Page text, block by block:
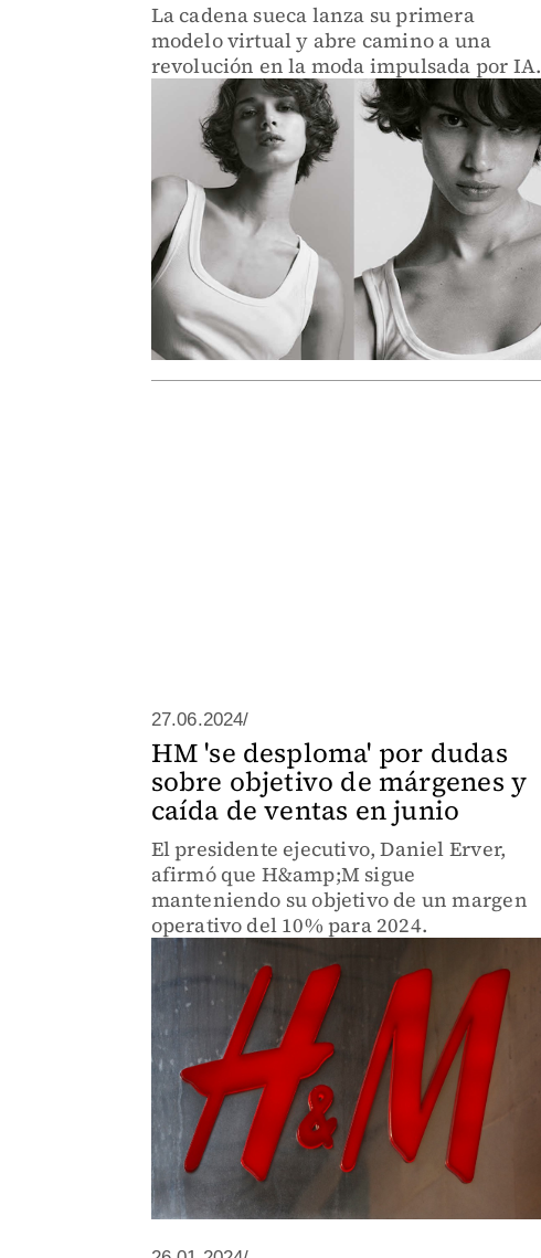
La cadena sueca lanza su primera
modelo virtual y abre camino a una
revolución en la moda impulsada por IA.
27.06.2024/
HM 'se desploma' por dudas
sobre objetivo de márgenes y
caída de ventas en junio
El presidente ejecutivo, Daniel Erver,
afirmó que H&amp;M sigue
manteniendo su objetivo de un margen
operativo del 10% para 2024.